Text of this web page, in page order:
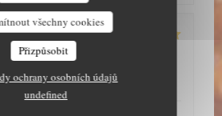
všechny cookies
Přizpůsobit
ochrany osobních údajů
undefined
2
:5/5 Kuchyně: